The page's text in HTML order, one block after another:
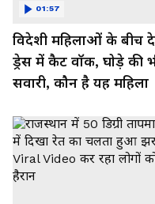
विदेशी महिलाओं के बीच
ड्रेस में कैट वॉक, घोड़े की
सवारी, कौन है यह महिला
01:57